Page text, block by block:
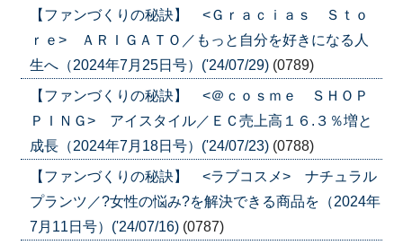
【ファンづくりの秘訣】 <Ｇｒａｃｉａｓ Ｓｔｏ
ｒｅ> ＡＲＩＧＡＴＯ／もっと自分を好きになる人
生へ（2024年7月25日号）('24/07/29) (0789)
【ファンづくりの秘訣】 <＠ｃｏｓｍｅ ＳＨＯＰ
ＰＩＮＧ> アイスタイル／ＥＣ売上高１６.３％増と
成長（2024年7月18日号）('24/07/23) (0788)
【ファンづくりの秘訣】 <ラブコスメ> ナチュラル
プランツ／?女性の悩み?を解決できる商品を（2024年
7月11日号）('24/07/16) (0787)